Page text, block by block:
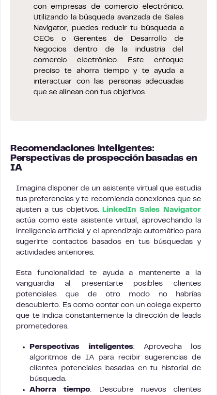
con empresas de comercio electrónico.
Utilizando la búsqueda avanzada de Sales
Navigator, puedes reducir tu búsqueda a
CEOs o Gerentes de Desarrollo de
Negocios dentro de la industria del
comercio electrónico. Este enfoque
preciso te ahorra tiempo y te ayuda a
interactuar con las personas adecuadas
que se alinean con tus objetivos.
Recomendaciones inteligentes:
Perspectivas de prospección basadas en
IA
Imagina disponer de un asistente virtual que estudia
tus preferencias y te recomienda conexiones que se
ajusten a tus objetivos.
LinkedIn Sales Navigator
actúa como este asistente virtual, aprovechando la
inteligencia artificial y el aprendizaje automático para
sugerirte contactos basados en tus búsquedas y
actividades anteriores.
Esta funcionalidad te ayuda a mantenerte a la
vanguardia al presentarte posibles clientes
potenciales que de otro modo no habrías
descubierto. Es como contar con un colega experto
que te indica constantemente la dirección de leads
prometedores.
Perspectivas inteligentes: Aprovecha los
algoritmos de IA para recibir sugerencias de
clientes potenciales basadas en tu historial de
búsqueda.
Ahorra tiempo: Descubre nuevos clientes